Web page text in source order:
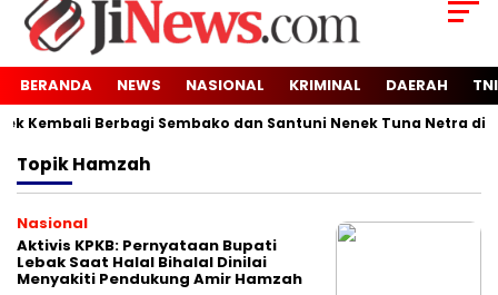
BERANDA NEWS NASIONAL KRIMINAL DAERAH
Berbagi Sembako dan Santuni Nenek Tuna Netra di
TopikHamzah
Nasional
Aktivis KPKB: Pernyataan Bupati
Lebak Saat Halal Bihalal Dinilai
Menyakiti Pendukung Amir Hamzah